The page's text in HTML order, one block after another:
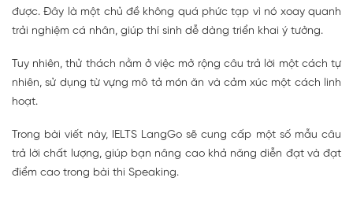
được. Đây là một chủ đề không quá phức tạp vì nó xoay quanh
trải nghiệm cá nhân, giúp thí sinh dễ dàng triển khai ý tưởng.
Tuy nhiên, thử thách nằm ở việc mở rộng câu trả lời một cách tự
nhiên, sử dụng từ vựng mô tả món ăn và cảm xúc một cách linh
hoạt.
Trong bài viết này, IELTS LangGo sẽ cung cấp một số mẫu câu
trả lời chất lượng, giúp bạn nâng cao khả năng diễn đạt và đạt
điểm cao trong bài thi Speaking.